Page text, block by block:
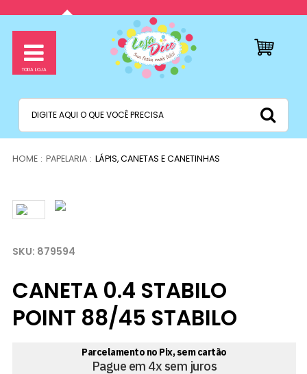
PAPELARIA LÁPIS, CANETAS E CANETINHAS
879594
CANETA 0.4 STABILO
POINT 88/45 STABILO